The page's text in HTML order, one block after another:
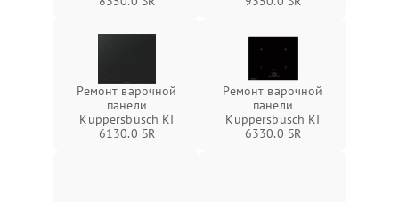
Ремонт варочной
панели
Kuppersbusch KI
6130.0 SR
Ремонт варочной
панели
Kuppersbusch KI
6330.0 SR